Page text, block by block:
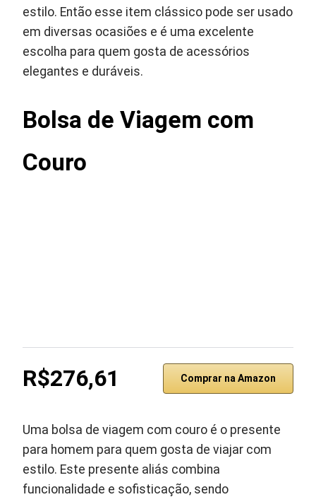
estilo. Então esse item clássico pode ser usado
em diversas ocasiões e é uma excelente
escolha para quem gosta de acessórios
elegantes e duráveis.
Bolsa de Viagem com
Couro
R$276,61 Comprar na Amazon
Uma bolsa de viagem com couro é o presente
para homem para quem gosta de viajar com
estilo. Este presente aliás combina
funcionalidade e sofisticação, sendo